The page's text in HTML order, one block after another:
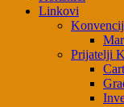
Linkovi
Prijatelji